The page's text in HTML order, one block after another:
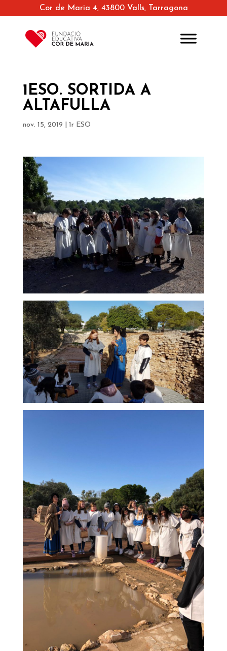
Cor de Maria 4, 43800 Valls, Tarragona
1ESO. SORTIDA A
ALTAFULLA
nov. 15, 2019 1r ESO